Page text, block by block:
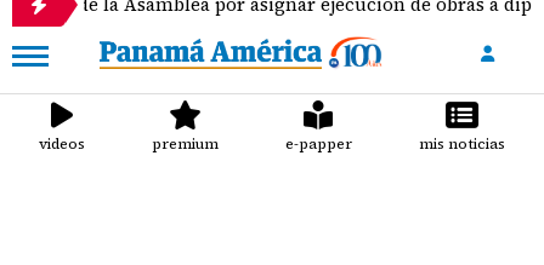
videos premium e-papper mis noticias